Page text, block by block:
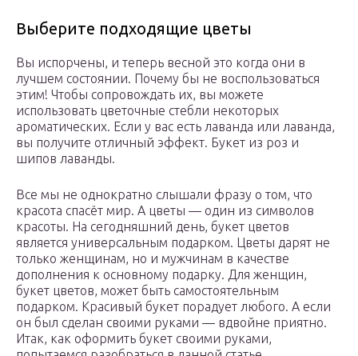
Выберите подходящие цветы
Вы испорчены, и теперь весной это когда они в
лучшем состоянии. Почему бы не воспользоваться
этим! Чтобы сопровождать их, вы можете
использовать цветочные стебли некоторых
ароматических. Если у вас есть лаванда или лаванда,
вы получите отличный эффект. Букет из роз и
шипов лаванды.
Все мы не однократно слышали фразу о том, что
красота спасёт мир. А цветы — один из символов
красоты. На сегодняшний день, букет цветов
является универсальным подарком. Цветы дарят не
только женщинам, но и мужчинам в качестве
дополнения к основному подарку. Для женщин,
букет цветов, может быть самостоятельным
подарком. Красивый букет порадует любого. А если
он был сделан своими руками — вдвойне приятно.
Итак, как оформить букет своими руками,